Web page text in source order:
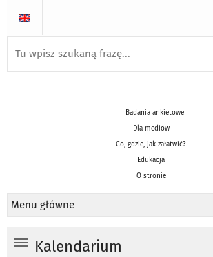
Badania ankietowe
Dla mediów
Co, gdzie, jak załatwić?
Edukacja
O stronie
Menu główne
Kalendarium